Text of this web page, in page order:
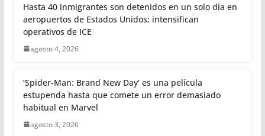
Hasta 40 inmigrantes son detenidos en un solo día en
aeropuertos de Estados Unidos; intensifican
operativos de ICE
agosto 4, 2026
‘Spider-Man: Brand New Day’ es una película
estupenda hasta que comete un error demasiado
habitual en Marvel
agosto 3, 2026